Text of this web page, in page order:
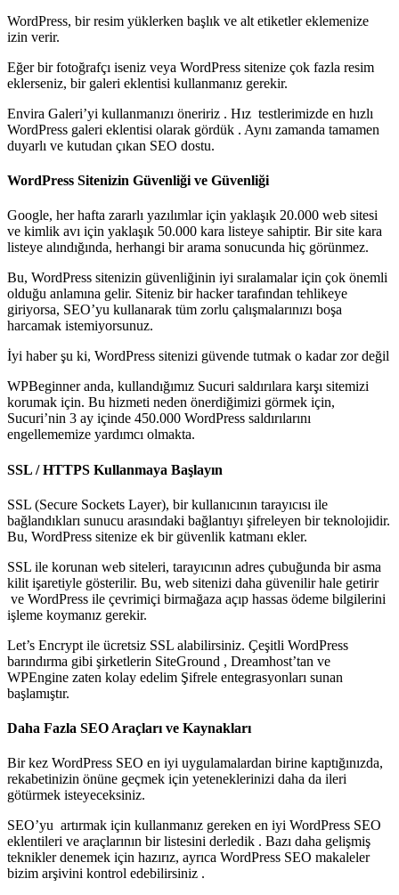
WordPress, bir resim yüklerken başlık ve alt etiketler eklemenize
izin verir.
Eğer bir fotoğrafçı iseniz veya WordPress sitenize çok fazla resim
eklerseniz, bir galeri eklentisi kullanmanız gerekir.
Envira Galeri’yi kullanmanızı öneririz . Hız testlerimizde en hızlı
WordPress galeri eklentisi olarak gördük . Aynı zamanda tamamen
duyarlı ve kutudan çıkan SEO dostu.
WordPress Sitenizin Güvenliği ve Güvenliği
Google, her hafta zararlı yazılımlar için yaklaşık 20.000 web sitesi
ve kimlik avı için yaklaşık 50.000 kara listeye sahiptir. Bir site kara
listeye alındığında, herhangi bir arama sonucunda hiç görünmez.
Bu, WordPress sitenizin güvenliğinin iyi sıralamalar için çok önemli
olduğu anlamına gelir. Siteniz bir hacker tarafından tehlikeye
giriyorsa, SEO’yu kullanarak tüm zorlu çalışmalarınızı boşa
harcamak istemiyorsunuz.
İyi haber şu ki, WordPress sitenizi güvende tutmak o kadar zor değil
WPBeginner anda, kullandığımız Sucuri saldırılara karşı sitemizi
korumak için. Bu hizmeti neden önerdiğimizi görmek için,
Sucuri’nin 3 ay içinde 450.000 WordPress saldırılarını
engellememize yardımcı olmakta.
SSL / HTTPS Kullanmaya Başlayın
SSL (Secure Sockets Layer), bir kullanıcının tarayıcısı ile
bağlandıkları sunucu arasındaki bağlantıyı şifreleyen bir teknolojidir.
Bu, WordPress sitenize ek bir güvenlik katmanı ekler.
SSL ile korunan web siteleri, tarayıcının adres çubuğunda bir asma
kilit işaretiyle gösterilir. Bu, web sitenizi daha güvenilir hale getirir
ve WordPress ile çevrimiçi birmağaza açıp hassas ödeme bilgilerini
işleme koymanız gerekir.
Let’s Encrypt ile ücretsiz SSL alabilirsiniz. Çeşitli WordPress
barındırma gibi şirketlerin SiteGround , Dreamhost’tan ve
WPEngine zaten kolay edelim Şifrele entegrasyonları sunan
başlamıştır.
Daha Fazla SEO Araçları ve Kaynakları
Bir kez WordPress SEO en iyi uygulamalardan birine kaptığınızda,
rekabetinizin önüne geçmek için yeteneklerinizi daha da ileri
götürmek isteyeceksiniz.
SEO’yu artırmak için kullanmanız gereken en iyi WordPress SEO
eklentileri ve araçlarının bir listesini derledik . Bazı daha gelişmiş
teknikler denemek için hazırız, ayrıca WordPress SEO makaleler
bizim arşivini kontrol edebilirsiniz .